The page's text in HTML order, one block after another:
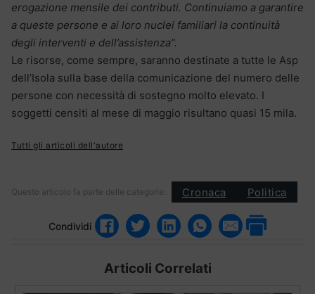
erogazione mensile dei contributi. Continuiamo a garantire
a queste persone e ai loro nuclei familiari la continuità
degli interventi e dell’assistenza”.
Le risorse, come sempre, saranno destinate a tutte le Asp
dell’Isola sulla base della comunicazione del numero delle
persone con necessità di sostegno molto elevato. I
soggetti censiti al mese di maggio risultano quasi 15 mila.
Tutti gli articoli dell'autore
Questo articolo fa parte delle categorie: Cronaca Politica
Condividi
Articoli Correlati